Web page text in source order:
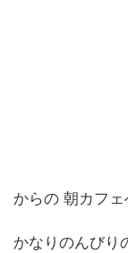
からの 朝カフェ
かなりのんびり